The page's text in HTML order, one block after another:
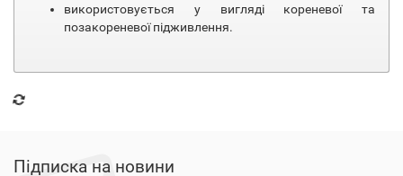
використовується у вигляді кореневої та
позакореневої підживлення.
Підписка на новини